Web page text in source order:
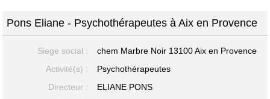
Pons Eliane - Psychothérapeutes à Aix en Provence
Siege social : chem Marbre Noir 13100 Aix en Provence
Activité(s) :
Psychothérapeutes
Directeur :
ELIANE PONS